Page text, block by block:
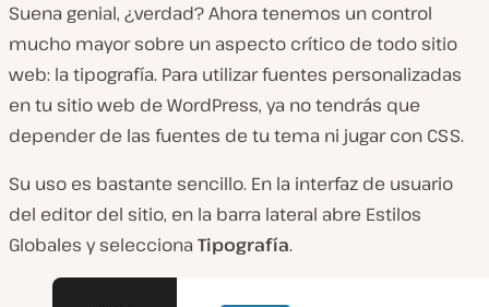
Suena genial, ¿verdad? Ahora tenemos un control
mucho mayor sobre un aspecto crítico de todo sitio
web: la tipografía. Para utilizar fuentes personalizadas
en tu sitio web de WordPress, ya no tendrás que
depender de las fuentes de tu tema ni jugar con CSS.
Su uso es bastante sencillo. En la interfaz de usuario
del editor del sitio, en la barra lateral abre Estilos
Globales y selecciona Tipografía.